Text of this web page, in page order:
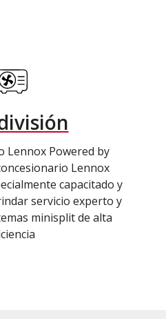
Lennox Powered by
Lennox
capacitado y
servicio experto y
minisplit de alta